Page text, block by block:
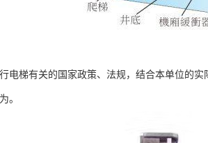
电梯有关的国家政策、法规，结合本单位的
。